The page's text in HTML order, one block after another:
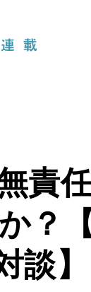
責
？
】